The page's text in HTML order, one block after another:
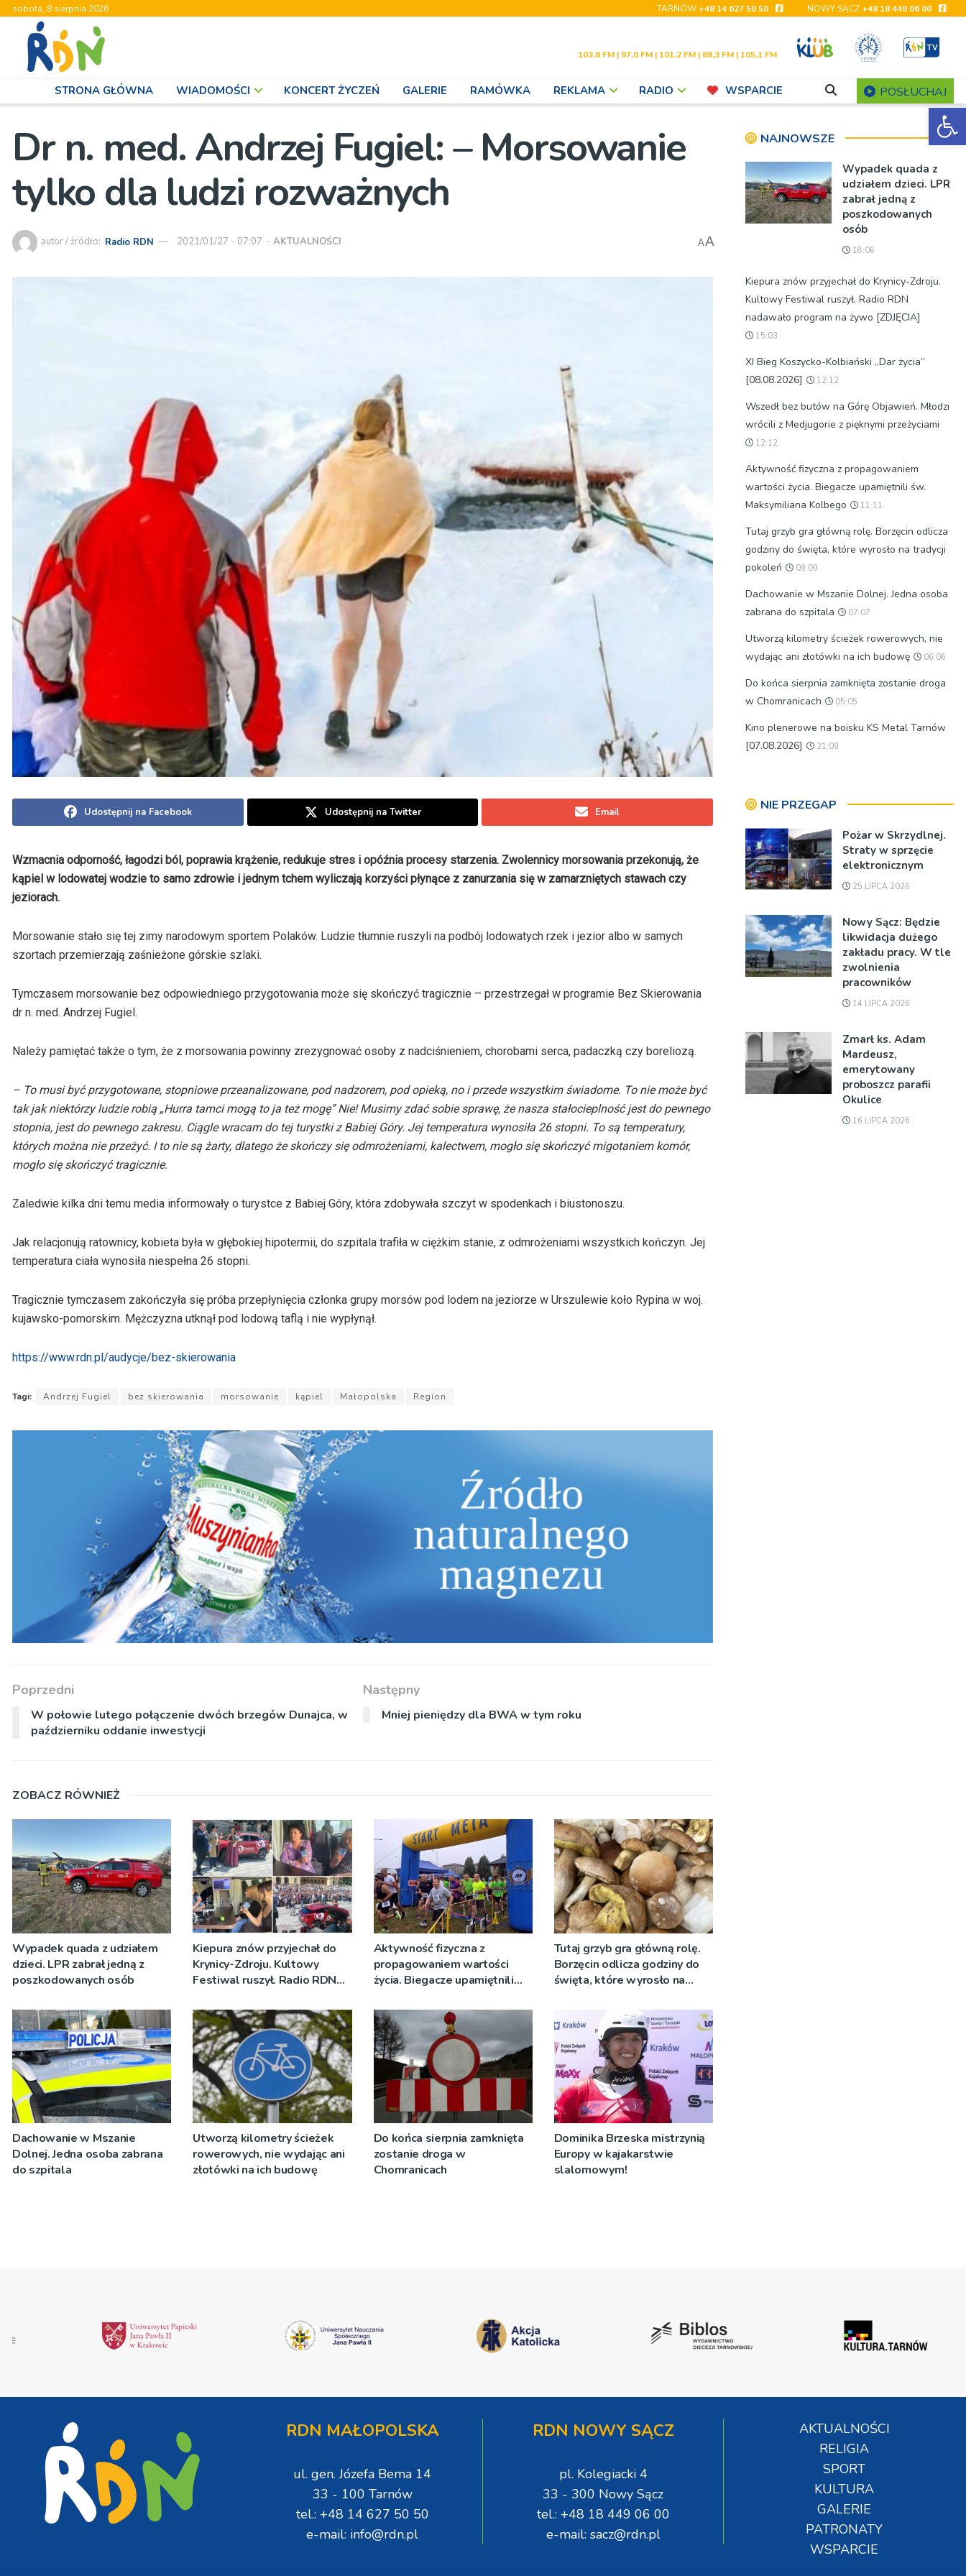
sobota, 8 sierpnia 2026 TARNÓW+48 14 627 50 50 NOWY SĄCZ+48 18 449 06 00
103,6 FM | 97,0 FM | 101,2 FM | 88,3 FM | 105,1 FM
STRONA GŁÓWNA WIADOMOŚCI KONCERT ŻYCZEŃ GALERIE RAMÓWKA REKLAMA RADIO WSPARCIE POSŁUCHAJ
Dr n. med. Andrzej Fugiel: – Morsowanie
tylko dla ludzi rozważnych
autor / źródło: Radio RDN 2021/01/27 - 07:07 - AKTUALNOŚCI AA
Udostępnij na Facebook Udostępnij na Twitter Email
Wzmacnia odporność, łagodzi ból, poprawia krążenie, redukuje stres i opóźnia procesy starzenia. Zwolennicy morsowania przekonują, że
kąpiel w lodowatej wodzie to samo zdrowie i jednym tchem wyliczają korzyści płynące z zanurzania się w zamarzniętych stawach czy
jeziorach.
Morsowanie stało się tej zimy narodowym sportem Polaków. Ludzie tłumnie ruszyli na podbój lodowatych rzek i jezior albo w samych
szortach przemierzają zaśnieżone górskie szlaki.
Tymczasem morsowanie bez odpowiedniego przygotowania może się skończyć tragicznie – przestrzegał w programie Bez Skierowania
dr n. med. Andrzej Fugiel.
Należy pamiętać także o tym, że z morsowania powinny zrezygnować osoby z nadciśnieniem, chorobami serca, padaczką czy boreliozą.
– To musi być przygotowane, stopniowe przeanalizowane, pod nadzorem, pod opieką, no i przede wszystkim świadome. To nie może być
tak jak niektórzy ludzie robią „Hurra tamci mogą to ja też mogę” Nie! Musimy zdać sobie sprawę, że nasza stałocieplność jest do pewnego
stopnia, jest do pewnego zakresu. Ciągle wracam do tej turystki z Babiej Góry. Jej temperatura wynosiła 26 stopni. To są temperatury,
których można nie przeżyć. I to nie są żarty, dlatego że skończy się odmrożeniami, kalectwem, mogło się skończyć migotaniem komór,
mogło się skończyć tragicznie.
Zaledwie kilka dni temu media informowały o turystce z Babiej Góry, która zdobywała szczyt w spodenkach i biustonoszu.
Jak relacjonują ratownicy, kobieta była w głębokiej hipotermii, do szpitala trafiła w ciężkim stanie, z odmrożeniami wszystkich kończyn. Jej
temperatura ciała wynosiła niespełna 26 stopni.
Tragicznie tymczasem zakończyła się próba przepłynięcia członka grupy morsów pod lodem na jeziorze w Urszulewie koło Rypina w woj.
kujawsko-pomorskim. Mężczyzna utknął pod lodową taflą i nie wypłynął.
https://www.rdn.pl/audycje/bez-skierowania
Tagi: Andrzej Fugiel bez skierowania morsowanie kąpiel Małopolska Region
Poprzedni
W połowie lutego połączenie dwóch brzegów Dunajca, w
październiku oddanie inwestycji
Następny
Mniej pieniędzy dla BWA w tym roku
ZOBACZ RÓWNIEŻ
Wypadek quada z udziałem
dzieci. LPR zabrał jedną z
poszkodowanych osób
Kiepura znów przyjechał do
Krynicy-Zdroju. Kultowy
Festiwal ruszył. Radio RDN
[ZDJĘCIA]
Aktywność fizyczna z
propagowaniem wartości
życia. Biegacze upamiętnili
Tutaj grzyb gra główną rolę.
Borzęcin odlicza godziny do
święta, które wyrosło na
Dachowanie w Mszanie
Dolnej. Jedna osoba zabrana
do szpitala
Utworzą kilometry ścieżek
rowerowych, nie wydając ani
złotówki na ich budowę
Do końca sierpnia zamknięta
zostanie droga w
Chomranicach
Dominika Brzeska mistrzynią
Europy w kajakarstwie
slalomowym!
NAJNOWSZE
Wypadek quada z
udziałem dzieci. LPR
zabrał jedną z
poszkodowanych
osób
18:06
Kiepura znów przyjechał do Krynicy-Zdroju.
Kultowy Festiwal ruszył. Radio RDN
nadawało program na żywo [ZDJĘCIA]
15:03
XI Bieg Koszycko-Kolbiański „Dar życia”
[08.08.2026]
12:12
Wszedł bez butów na Górę Objawień. Młodzi
wrócili z Medjugorie z pięknymi przeżyciami
12:12
Aktywność fizyczna z propagowaniem
wartości życia. Biegacze upamiętnili św.
Maksymiliana Kolbego
11:11
Tutaj grzyb gra główną rolę. Borzęcin odlicza
godziny do święta, które wyrosło na tradycji
pokoleń
09:09
Dachowanie w Mszanie Dolnej. Jedna osoba
zabrana do szpitala
07:07
Utworzą kilometry ścieżek rowerowych, nie
wydając ani złotówki na ich budowę
06:06
Do końca sierpnia zamknięta zostanie droga
w Chomranicach
05:05
Kino plenerowe na boisku KS Metal Tarnów
[07.08.2026]
21:09
NIE PRZEGAP
Pożar w Skrzydlnej.
Straty w sprzęcie
elektronicznym
25 LIPCA 2026
Nowy Sącz: Będzie
likwidacja dużego
zakładu pracy. W tle
zwolnienia
pracowników
14 LIPCA 2026
Zmarł ks. Adam
Mardeusz,
emerytowany
proboszcz parafii
Okulice
16 LIPCA 2026
RDN MAŁOPOLSKA
ul. gen. Józefa Bema 14
33 - 100 Tarnów
tel.: +48 14 627 50 50
e-mail: info@rdn.pl
RDN NOWY SĄCZ
pl. Kolegiacki 4
33 - 300 Nowy Sącz
tel.: +48 18 449 06 00
e-mail: sacz@rdn.pl
AKTUALNOŚCI
RELIGIA
SPORT
KULTURA
GALERIE
PATRONATY
WSPARCIE